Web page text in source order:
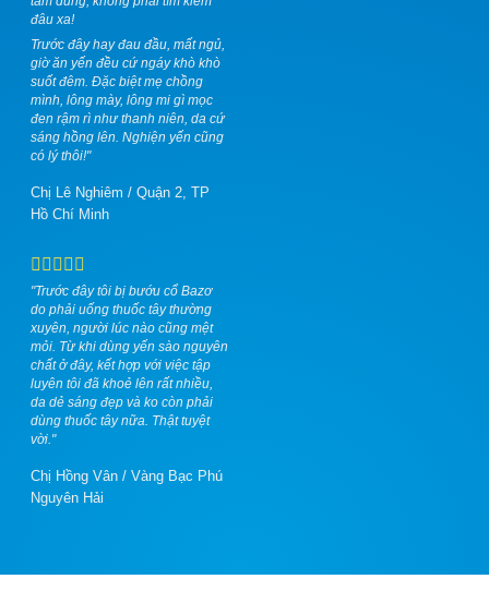
đâu xa!
Trước đây hay đau đầu, mất ngủ,
giờ ăn yến đều cứ ngáy khò khò
suốt đêm. Đặc biệt mẹ chồng
mình, lông mày, lông mi gì mọc
đen rậm rì như thanh niên, da cứ
sáng hồng lên. Nghiện yến cũng
có lý thôi!"
Chị Lê Nghiêm / Quận 2, TP
Hồ Chí Minh
"Trước đây tôi bị bướu cổ Bazơ
do phải uống thuốc tây thường
xuyên, người lúc nào cũng mệt
mỏi. Từ khi dùng yến sào nguyên
chất ở đây, kết hợp với việc tập
luyên tôi đã khoẻ lên rất nhiều,
da dẻ sáng đẹp và ko còn phải
dùng thuốc tây nữa. Thật tuyệt
vời."
Chị Hồng Vân / Vàng Bạc Phú
Nguyên Hải